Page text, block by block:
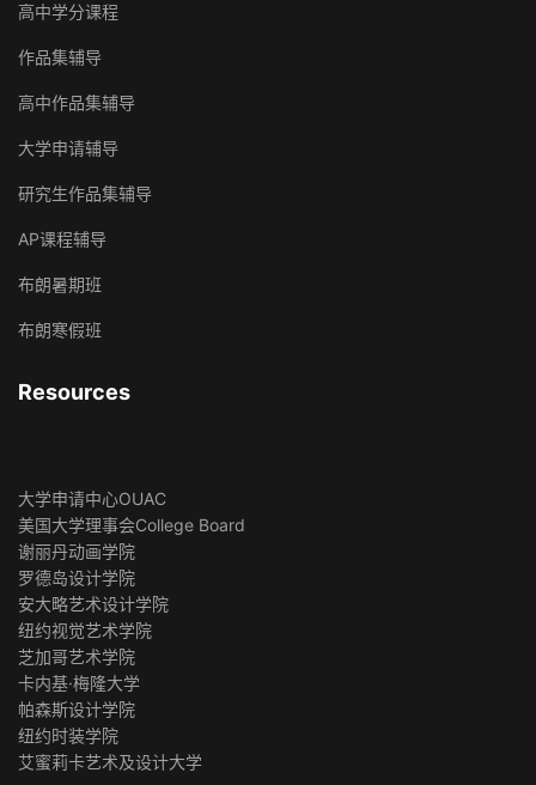
高中学分课程
作品集辅导
高中作品集辅导
大学申请辅导
研究生作品集辅导
AP课程辅导
布朗暑期班
布朗寒假班
Resources
大学申请中心OUAC
美国大学理事会College Board
谢丽丹动画学院
罗德岛设计学院
安大略艺术设计学院
纽约视觉艺术学院
芝加哥艺术学院
卡内基·梅隆大学
帕森斯设计学院
纽约时装学院
艾蜜莉卡艺术及设计大学